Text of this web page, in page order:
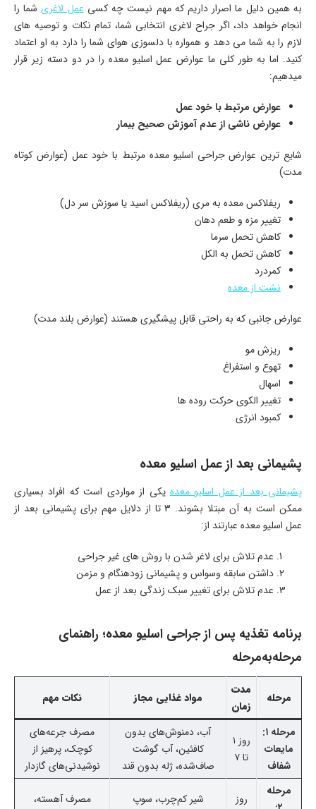
به همین دلیل ما اصرار داریم که مهم نیست چه کسیعمل لاغریشما را
انجام خواهد داد، اگر جراح لاغری انتخابی شما، تمام نکات و توصیه های
لازم را به شما می دهد و همواره با دلسوزی هوای شما را دارد به او اعتماد
کنید. اما به طور کلی ما عوارض عمل اسلیو معده را در دو دسته زیر قرار
میدهیم:
عوارض مرتبط با خود عمل
عوارض ناشی از عدم آموزش صحیح بیمار
شایع ترین عوارض جراحی اسلیو معده مرتبط با خود عمل (عوارض کوتاه
مدت)
ریفلاکس معده به مری (ریفلاکس اسید یا سوزش سر دل)
تغییر مزه و طعم دهان
کاهش تحمل سرما
کاهش تحمل به الکل
کمردرد
نشت از معده
عوارض جانبی که به راحتی قابل پیشگیری هستند (عوارض بلند مدت)
ریزش مو
تهوع و استفراغ
اسهال
تغییر الکوی حرکت روده ها
کمبود انرژی
پشیمانی بعد از عمل اسلیو معده
پشیمانی بعد از عمل اسلیو معده یکی از مواردی است که افراد بسیاری
ممکن است به آن مبتلا بشوند. 3 تا از دلایل مهم برای پشیمانی بعد از
عمل اسلیو معده عبارتند از:
عدم تلاش برای لاغر شدن با روش های غیر جراحی
داشتن سابقه وسواس و پشیمانی زودهنگام و مزمن
عدم تلاش برای تغییر سبک زندگی بعد از عمل
برنامه تغذیه پس از جراحی اسلیو معده؛ راهنمای
مرحله‌به‌مرحله
مرحله
مدت
زمان
مواد غذایی مجاز نکات مهم
مرحله ۱:
مایعات
شفاف
روز ۱
تا ۷
آب، دمنوش‌های بدون
کافئین، آب گوشت
صاف‌شده، ژله بدون قند
مصرف جرعه‌های
کوچک، پرهیز از
نوشیدنی‌های گازدار
مرحله
روز
شیر کم‌چرب، سوپ
مصرف آهسته،